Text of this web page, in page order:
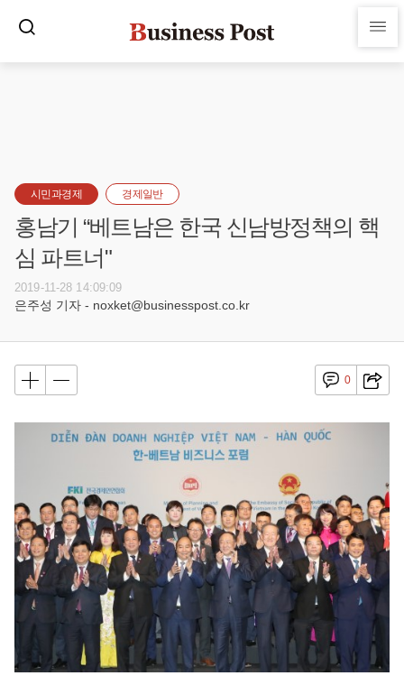
시민과경제 경제일반
홍남기 “베트남은 한국 신남방정책의 핵
심 파트너"
2019-11-28 14:09:09
은주성 기자 - noxket@businesspost.co.kr
0